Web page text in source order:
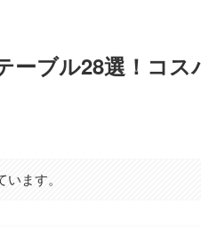
ーブル28選！コ
ます。